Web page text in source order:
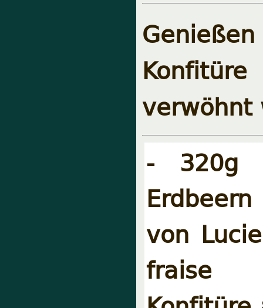
verwöhnt
- 320g
von
fraise